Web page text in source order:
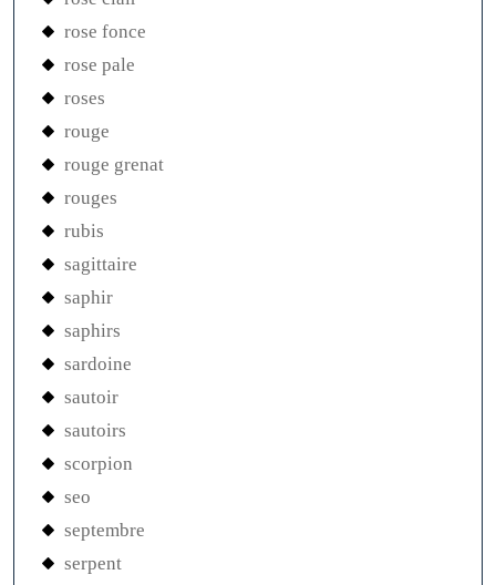
rose fonce
rose pale
roses
rouge
rouge grenat
rouges
rubis
sagittaire
saphir
saphirs
sardoine
sautoir
sautoirs
scorpion
seo
septembre
serpent